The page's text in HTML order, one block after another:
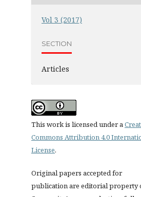
Vol 3 (2017)
SECTION
Articles
This work is licensed under a
Commons Attribution 4.0
License.
Original papers accepted for
publication are editorial property